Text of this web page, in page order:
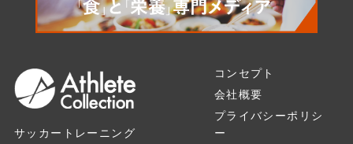
コンセプト
会社概要
プライバシーポリシ
ー
サッカートレーニング